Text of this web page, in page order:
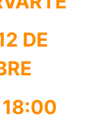
DE
18:00